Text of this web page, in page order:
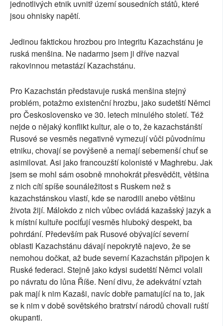
jednotlivých etnik uvnitř území sousedních států, které
jsou ohnisky napětí.
Jedinou faktickou hrozbou pro integritu Kazachstánu je
ruská menšina. Ne nadarmo jsem ji dříve nazval
rakovinnou metastází Kazachstánu.
Pro Kazachstán představuje ruská menšina stejný
problém, potažmo existenční hrozbu, jako sudetští Němci
pro Československo ve 30. letech minulého století. Též
nejde o nějaký konflikt kultur, ale o to, že kazachstánští
Rusové se vesměs negativně vymezují vůči původnímu
etniku, chovají se povýšeně a nemají sebemenší chuť se
asimilovat. Asi jako francouzští kolonisté v Maghrebu. Jak
jsem se mohl sám osobně mnohokrát přesvědčit, většina
z nich cítí spíše sounáležitost s Ruskem než s
kazachstánskou vlastí, kde se narodili anebo většinu
života žijí. Málokdo z nich vůbec ovládá kazašský jazyk a
k místní kultuře pociťují vesměs hluboký despekt, ba
pohrdání. Především pak Rusové obývající severní
oblasti Kazachstánu dávají nepokrytě najevo, že se
nemohou dočkat, až bude severní Kazachstán připojen k
Ruské federaci. Stejně jako kdysi sudetští Němci volali
po návratu do lůna Říše. Není divu, že adekvátní vztah
pak mají k nim Kazaši, navíc dobře pamatující na to, jak
se k nim v době sovětského bratrství národů chovali ruští
okupanti.